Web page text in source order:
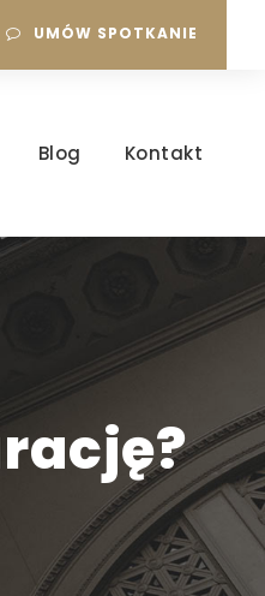
UMÓW SPOTKANIE
Blog Kontakt